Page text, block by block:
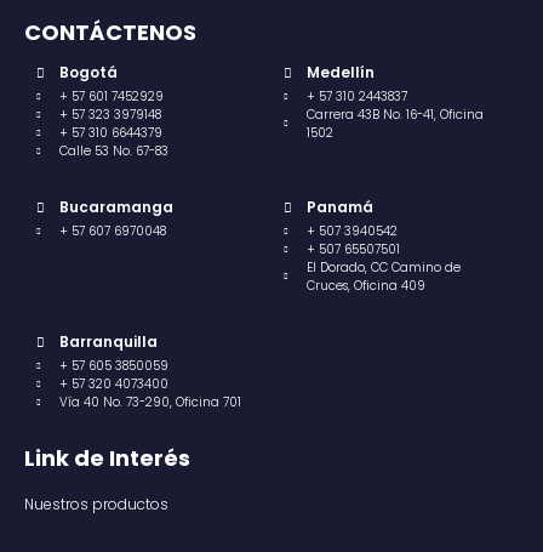
CONTÁCTENOS
Bogotá
+ 57 601 7452929
+ 57 323 3979148
+ 57 310 6644379
Calle 53 No. 67-83
Medellín
+ 57 310 2443837
Carrera 43B No. 16-41, Oficina
1502
Bucaramanga
+ 57 607 6970048
Panamá
+ 507 3940542
+ 507 65507501
El Dorado, CC Camino de
Cruces, Oficina 409
Barranquilla
+ 57 605 3850059
+ 57 320 4073400
Vía 40 No. 73-290, Oficina 701
Link de Interés
Nuestros productos